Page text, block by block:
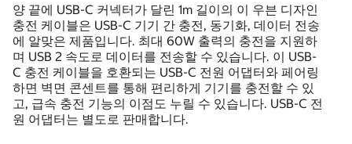
양 끝에 USB-C 커넥터가 달린 1m 길이의 이 우븐 디자인
충전 케이블은 USB-C 기기 간 충전, 동기화, 데이터 전송
에 알맞은 제품입니다. 최대 60W 출력의 충전을 지원하
며 USB 2 속도로 데이터를 전송할 수 있습니다. 이 USB-
C 충전 케이블을 호환되는 USB-C 전원 어댑터와 페어링
하면 벽면 콘센트를 통해 편리하게 기기를 충전할 수 있
고, 급속 충전 기능의 이점도 누릴 수 있습니다. USB-C 전
원 어댑터는 별도로 판매합니다.